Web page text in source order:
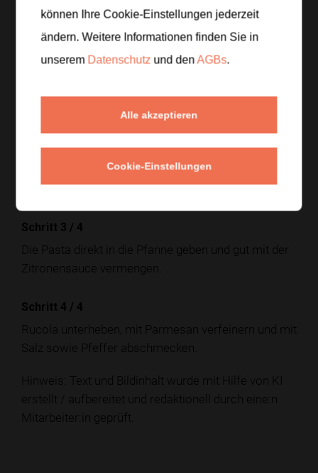
Zubereitung
Den Knoblauch fein hacken und in Olivenöl glasig
anschwitzen, dann Zitronenabrieb und etwas
Zitronensaft hinzufügen.
Schritt 3 / 4
Die Pasta direkt in die Pfanne geben und gut mit der
Zitronensauce vermengen.
Schritt 4 / 4
Rucola unterheben, mit Parmesan verfeinern und mit
Salz sowie Pfeffer abschmecken.
Hinweis: Text und Bildinhalt wurde mit Hilfe von KI
erstellt / aufbereitet und redaktionell durch eine:n
Mitarbeiter:in geprüft.
können Ihre Cookie-Einstellungen jederzeit
ändern. Weitere Informationen finden Sie in
unserem Datenschutz und denAGBs.
Alle akzeptieren
Cookie-Einstellungen